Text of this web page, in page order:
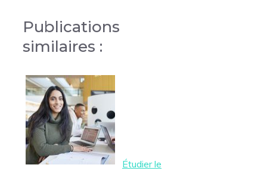
Publications
similaires :
Étudier le